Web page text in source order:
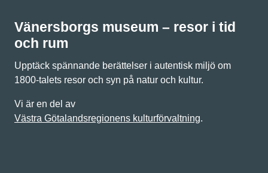
Vänersborgs museum – resor i tid
och rum
Upptäck spännande berättelser i autentisk miljö om
1800-talets resor och syn på natur och kultur.
Vi är en del av
Västra Götalandsregionens kulturförvaltning.